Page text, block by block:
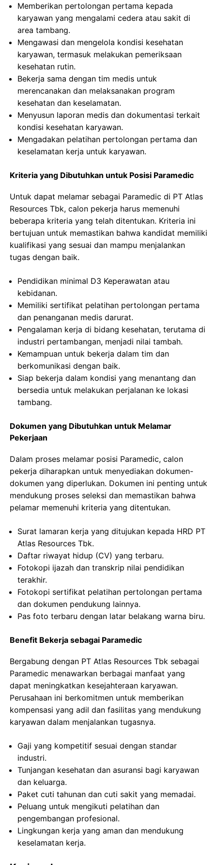
Memberikan pertolongan pertama kepada
karyawan yang mengalami cedera atau sakit di
area tambang.
Mengawasi dan mengelola kondisi kesehatan
karyawan, termasuk melakukan pemeriksaan
kesehatan rutin.
Bekerja sama dengan tim medis untuk
merencanakan dan melaksanakan program
kesehatan dan keselamatan.
Menyusun laporan medis dan dokumentasi terkait
kondisi kesehatan karyawan.
Mengadakan pelatihan pertolongan pertama dan
keselamatan kerja untuk karyawan.
Kriteria yang Dibutuhkan untuk Posisi Paramedic
Untuk dapat melamar sebagai Paramedic di PT Atlas
Resources Tbk, calon pekerja harus memenuhi
beberapa kriteria yang telah ditentukan. Kriteria ini
bertujuan untuk memastikan bahwa kandidat memiliki
kualifikasi yang sesuai dan mampu menjalankan
tugas dengan baik.
Pendidikan minimal D3 Keperawatan atau
kebidanan.
Memiliki sertifikat pelatihan pertolongan pertama
dan penanganan medis darurat.
Pengalaman kerja di bidang kesehatan, terutama di
industri pertambangan, menjadi nilai tambah.
Kemampuan untuk bekerja dalam tim dan
berkomunikasi dengan baik.
Siap bekerja dalam kondisi yang menantang dan
bersedia untuk melakukan perjalanan ke lokasi
tambang.
Dokumen yang Dibutuhkan untuk Melamar
Pekerjaan
Dalam proses melamar posisi Paramedic, calon
pekerja diharapkan untuk menyediakan dokumen-
dokumen yang diperlukan. Dokumen ini penting untuk
mendukung proses seleksi dan memastikan bahwa
pelamar memenuhi kriteria yang ditentukan.
Surat lamaran kerja yang ditujukan kepada HRD PT
Atlas Resources Tbk.
Daftar riwayat hidup (CV) yang terbaru.
Fotokopi ijazah dan transkrip nilai pendidikan
terakhir.
Fotokopi sertifikat pelatihan pertolongan pertama
dan dokumen pendukung lainnya.
Pas foto terbaru dengan latar belakang warna biru.
Benefit Bekerja sebagai Paramedic
Bergabung dengan PT Atlas Resources Tbk sebagai
Paramedic menawarkan berbagai manfaat yang
dapat meningkatkan kesejahteraan karyawan.
Perusahaan ini berkomitmen untuk memberikan
kompensasi yang adil dan fasilitas yang mendukung
karyawan dalam menjalankan tugasnya.
Gaji yang kompetitif sesuai dengan standar
industri.
Tunjangan kesehatan dan asuransi bagi karyawan
dan keluarga.
Paket cuti tahunan dan cuti sakit yang memadai.
Peluang untuk mengikuti pelatihan dan
pengembangan profesional.
Lingkungan kerja yang aman dan mendukung
keselamatan kerja.